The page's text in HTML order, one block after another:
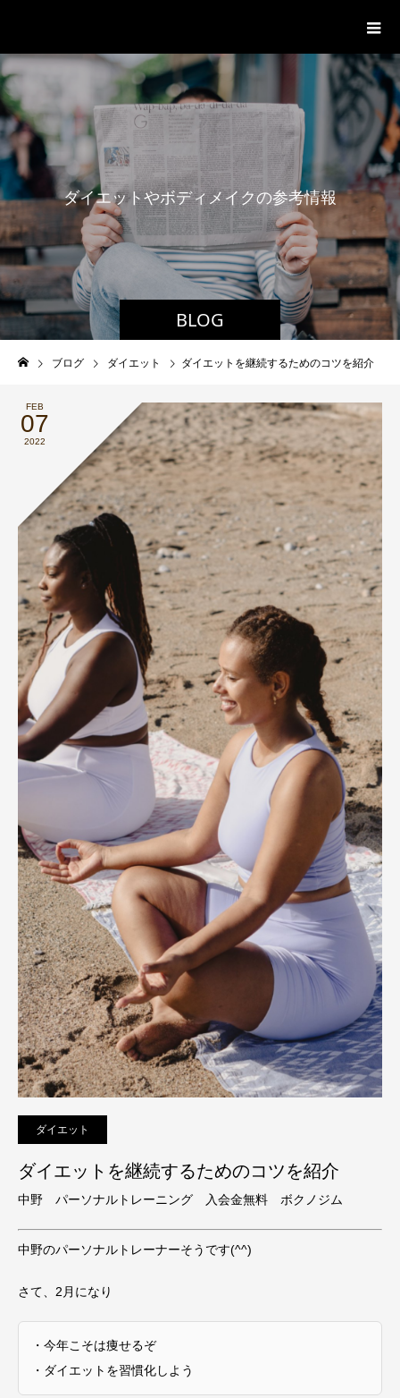
BLOG
ダイエットやボディメイクの参考情報
ブログ ダイエット ダイエットを継続するためのコツを紹介
FEB
07
2022
ダイエット
ダイエットを継続するためのコツを紹介
中野 パーソナルトレーニング 入会金無料 ボクノジム
中野のパーソナルトレーナーそうです(^^)
さて、2月になり
・今年こそは痩せるぞ
・ダイエットを習慣化しよう